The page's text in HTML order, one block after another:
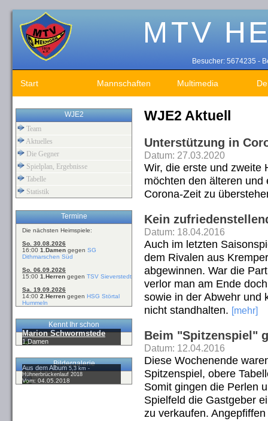
Besucher: 5674235 -
Start Mannschaften Multimedia
WJE2
Team
Aktuelles
Die Gegner
Spielplan, Ergebnisse
Tabelle
Statistik
Termine
Die nächsten Heimspiele:
So. 30.08.2026
16:00 1.Damen gegen SG
Dithmarschen Süd
So. 06.09.2026
15:00 1.Herren gegen TSV Sieverstedt
Sa. 19.09.2026
14:00 2.Herren gegen HSG Störtal
Hummeln
Kennt Ihr schon
Marion Schwormstede
1.Damen
Bildergalerie
Aus dem Album5,3 km -
Hühnerbrückenlauf 2018
Vom: 04.05.2018
WJE2 Aktuell
Unterstützung in
Datum: 27.03.2020
Wir, die erste und zweite
möchten den älteren
Corona-Zeit zu
Kein
Datum: 18.04.2016
Auch im letzten
dem Rivalen aus
abgewinnen. War die
verlor man am Ende
sowie in der Abwehr und
nicht standhalten. [mehr]
Beim "Spitzenspiel"
Datum: 12.04.2016
Diese Wochenende
Spitzenspiel, obere
Somit gingen die Perlen
Spielfeld die Gastgeber
zu verkaufen.